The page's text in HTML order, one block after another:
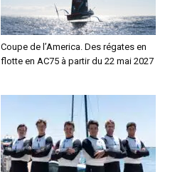
Coupe de l’America. Des régates en
flotte en AC75 à partir du 22 mai 2027